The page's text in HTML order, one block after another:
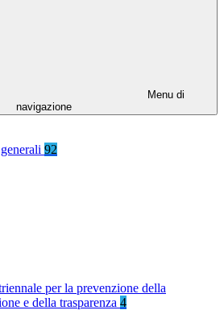
Menu di
navigazione
92
per la prevenzione della
e della trasparenza 4